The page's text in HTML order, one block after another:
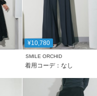
¥10,780
SMILE ORCHID
着用コーデ：なし